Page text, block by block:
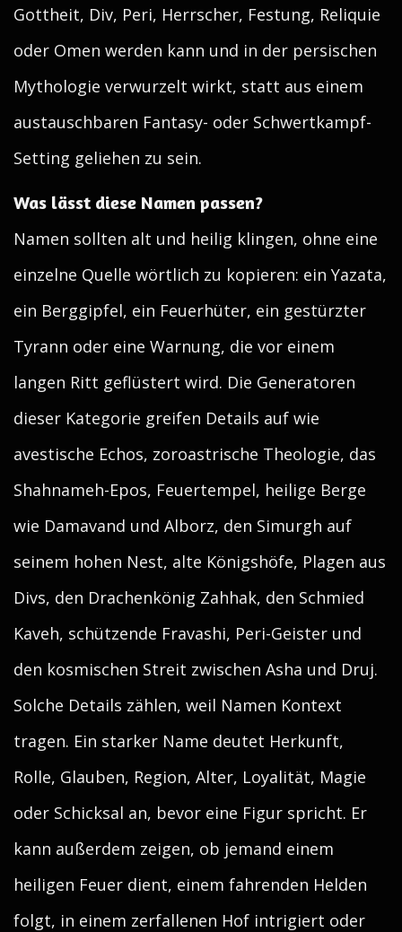
Gottheit, Div, Peri, Herrscher, Festung, Reliquie
oder Omen werden kann und in der persischen
Mythologie verwurzelt wirkt, statt aus einem
austauschbaren Fantasy- oder Schwertkampf-
Setting geliehen zu sein.
Was lässt diese Namen passen?
Namen sollten alt und heilig klingen, ohne eine
einzelne Quelle wörtlich zu kopieren: ein Yazata,
ein Berggipfel, ein Feuerhüter, ein gestürzter
Tyrann oder eine Warnung, die vor einem
langen Ritt geflüstert wird. Die Generatoren
dieser Kategorie greifen Details auf wie
avestische Echos, zoroastrische Theologie, das
Shahnameh-Epos, Feuertempel, heilige Berge
wie Damavand und Alborz, den Simurgh auf
seinem hohen Nest, alte Königshöfe, Plagen aus
Divs, den Drachenkönig Zahhak, den Schmied
Kaveh, schützende Fravashi, Peri-Geister und
den kosmischen Streit zwischen Asha und Druj.
Solche Details zählen, weil Namen Kontext
tragen. Ein starker Name deutet Herkunft,
Rolle, Glauben, Region, Alter, Loyalität, Magie
oder Schicksal an, bevor eine Figur spricht. Er
kann außerdem zeigen, ob jemand einem
heiligen Feuer dient, einem fahrenden Helden
folgt, in einem zerfallenen Hof intrigiert oder